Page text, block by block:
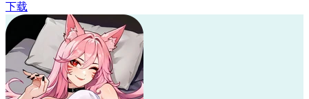
下载